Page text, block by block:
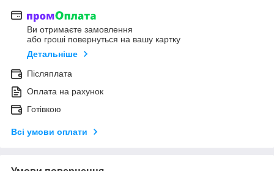
Ви отримаєте замовлення
або гроші повернуться на вашу картку
Детальніше
Післяплата
Оплата на рахунок
Готівкою
Всі умови оплати